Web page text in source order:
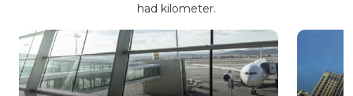
had kilometer.